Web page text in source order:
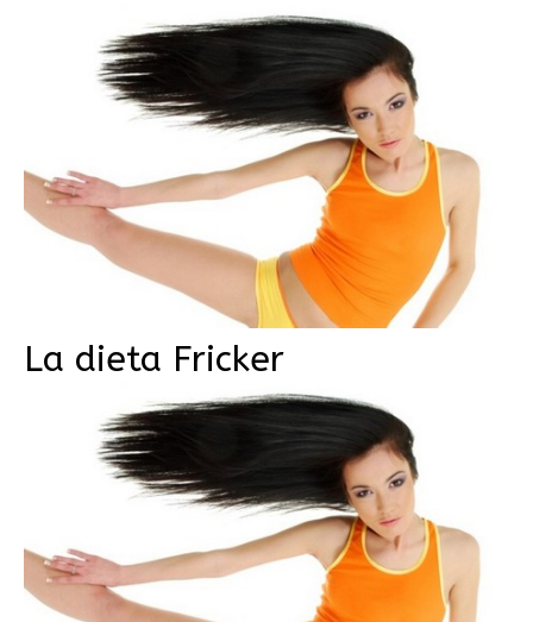
La dieta Fricker